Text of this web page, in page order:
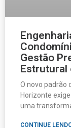
Gestão
Estrutural
O novo padrão
Horizonte
uma
CONTINUE